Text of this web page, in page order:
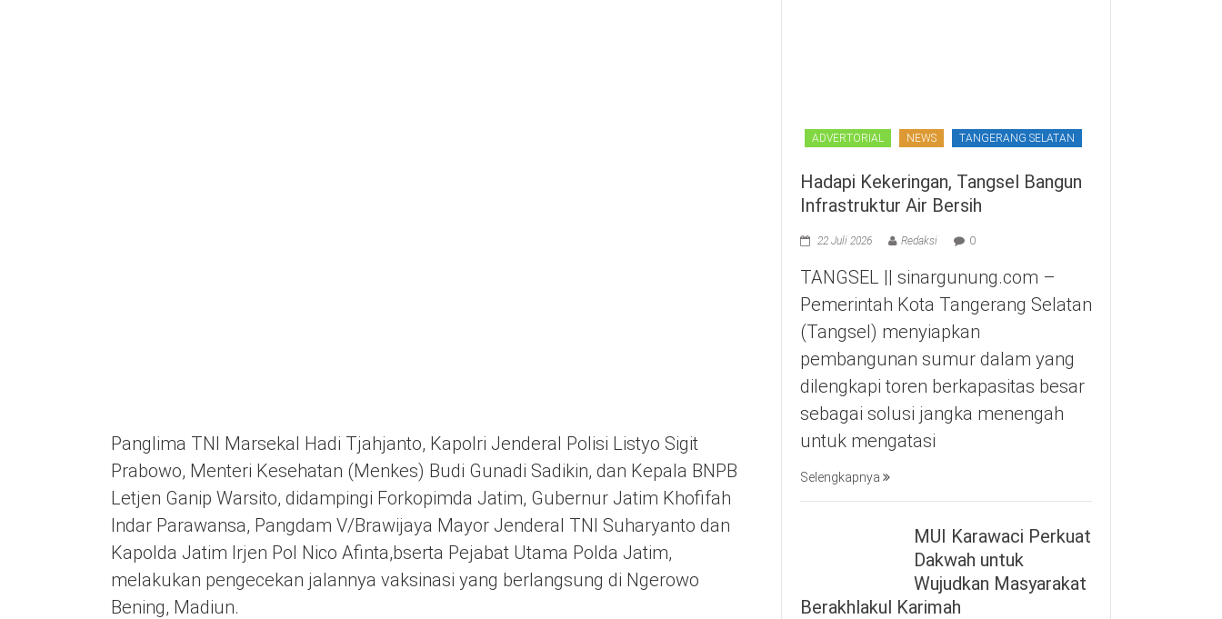
Panglima TNI Marsekal Hadi Tjahjanto, Kapolri Jenderal Polisi Listyo Sigit
Prabowo, Menteri Kesehatan (Menkes) Budi Gunadi Sadikin, dan Kepala BNPB
Letjen Ganip Warsito, didampingi Forkopimda Jatim, Gubernur Jatim Khofifah
Indar Parawansa, Pangdam V/Brawijaya Mayor Jenderal TNI Suharyanto dan
Kapolda Jatim Irjen Pol Nico Afinta,bserta Pejabat Utama Polda Jatim,
melakukan pengecekan jalannya vaksinasi yang berlangsung di Ngerowo
Bening, Madiun.
ADVERTORIAL NEWS TANGERANG SELATAN
Hadapi Kekeringan, Tangsel Bangun
Infrastruktur Air Bersih
22 Juli 2026 Redaksi 0
TANGSEL || sinargunung.com –
Pemerintah Kota Tangerang Selatan
(Tangsel) menyiapkan
pembangunan sumur dalam yang
dilengkapi toren berkapasitas besar
sebagai solusi jangka menengah
untuk mengatasi
Selengkapnya
MUI Karawaci Perkuat
Dakwah untuk
Wujudkan Masyarakat
Berakhlakul Karimah